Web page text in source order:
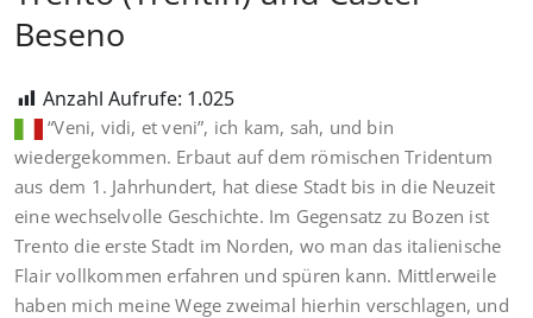
Beseno
Anzahl Aufrufe: 1.025
“Veni, vidi, et veni”, ich kam, sah, und bin
wiedergekommen. Erbaut auf dem römischen Tridentum
aus dem 1. Jahrhundert, hat diese Stadt bis in die Neuzeit
eine wechselvolle Geschichte. Im Gegensatz zu Bozen ist
Trento die erste Stadt im Norden, wo man das italienische
Flair vollkommen erfahren und spüren kann. Mittlerweile
haben mich meine Wege zweimal hierhin verschlagen, und